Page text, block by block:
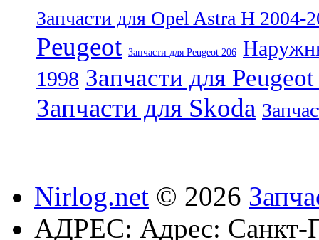
Запчасти для Opel Astra H 2004-
Peugeot Запчасти для Peugeot 206
1998 Запчасти для
Запчасти для Skoda
Nirlog.net © 2026
АДРЕС: Адрес: Санкт-